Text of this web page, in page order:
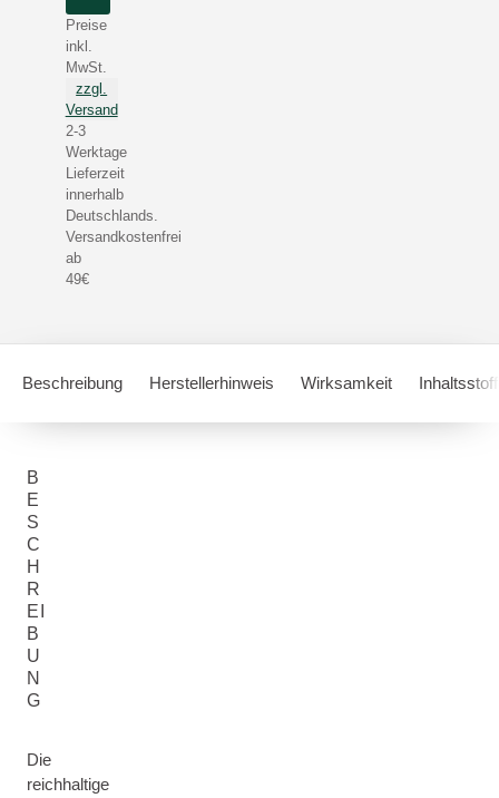
Preise
inkl.
MwSt.
zzgl.
Versand
2-3
Werktage
Lieferzeit
innerhalb
Deutschlands.
Versandkostenfrei
ab
49€
Beschreibung Herstellerhinweis Wirksamkeit
B
E
S
C
H
R
EI
B
U
N
G
Die
reichhaltige